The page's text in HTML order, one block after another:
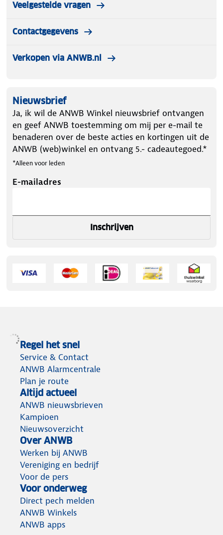
Veelgestelde vragen
Contactgegevens
Verkopen via ANWB.nl
Nieuwsbrief
Ja, ik wil de ANWB Winkel nieuwsbrief ontvangen
en geef ANWB toestemming om mij per e-mail te
benaderen over de beste acties en kortingen uit de
ANWB (web)winkel en ontvang 5.- cadeautegoed.*
*Alleen voor leden
E-mailadres
Inschrijven
Regel het snel
Service & Contact
ANWB Alarmcentrale
Plan je route
Altijd actueel
ANWB nieuwsbrieven
Kampioen
Nieuwsoverzicht
Over ANWB
Werken bij ANWB
Vereniging en bedrijf
Voor de pers
Voor onderweg
Direct pech melden
ANWB Winkels
ANWB apps